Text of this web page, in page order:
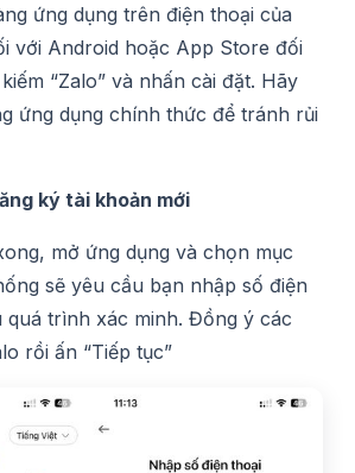
ứng dụng trên điện thoại của
với Android hoặc App Store đối
“Zalo” và nhấn cài đặt. Hãy
ứng dụng chính thức để tránh rủi
ký tài khoản mới
mở ứng dụng và chọn mục
sẽ yêu cầu bạn nhập số điện
quá trình xác minh. Đồng ý các
rồi ấn “Tiếp tục”